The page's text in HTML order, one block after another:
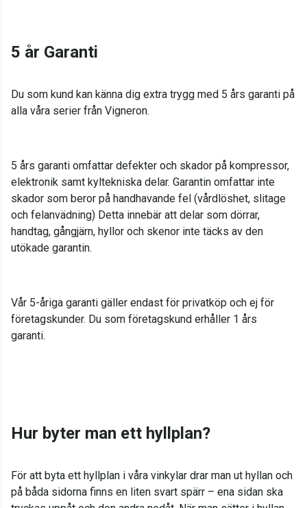
5 år Garanti
Du som kund kan känna dig extra trygg med 5 års garanti på
alla våra serier från Vigneron.
5 års garanti omfattar defekter och skador på kompressor,
elektronik samt kyltekniska delar. Garantin omfattar inte
skador som beror på handhavande fel (vårdlöshet, slitage
och felanvädning) Detta innebär att delar som dörrar,
handtag, gångjärn, hyllor och skenor inte täcks av den
utökade garantin.
Vår 5-åriga garanti gäller endast för privatköp och ej för
företagskunder. Du som företagskund erhåller 1 års
garanti.
Hur byter man ett hyllplan?
För att byta ett hyllplan i våra vinkylar drar man ut hyllan och
på båda sidorna finns en liten svart spärr – ena sidan ska